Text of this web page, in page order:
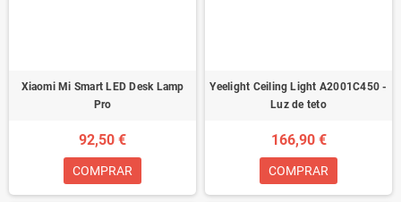
Xiaomi Mi Smart LED Desk Lamp
Pro
92,50 €
COMPRAR
Yeelight Ceiling Light A2001C450 -
Luz de teto
166,90 €
COMPRAR